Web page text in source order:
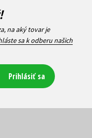
na aký tovar je
sa k odberu našich
Prihlásiť sa